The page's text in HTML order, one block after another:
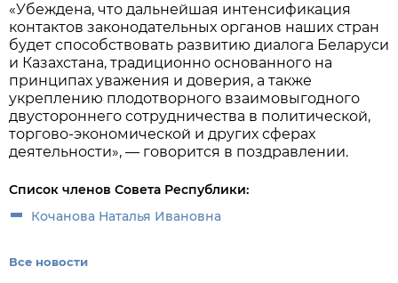
«Убеждена, что дальнейшая интенсификация
контактов законодательных органов наших стран
будет способствовать развитию диалога Беларуси
и Казахстана, традиционно основанного на
принципах уважения и доверия, а также
укреплению плодотворного взаимовыгодного
двустороннего сотрудничества в политической,
торгово-экономической и других сферах
деятельности», — говорится в поздравлении.
Список членов Совета Республики:
Кочанова Наталья Ивановна
Все новости